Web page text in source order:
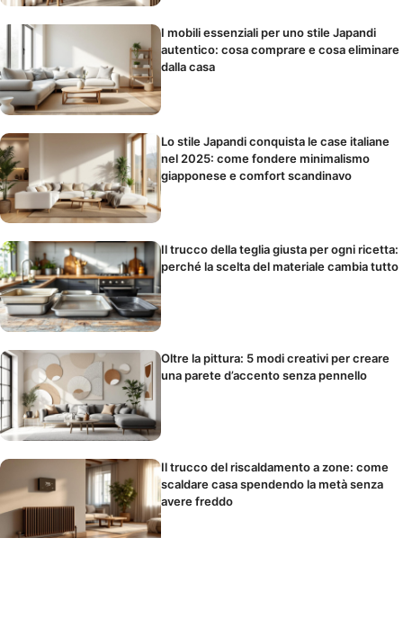
I mobili essenziali per uno stile Japandi
autentico: cosa comprare e cosa eliminare
dalla casa
Lo stile Japandi conquista le case italiane
nel 2025: come fondere minimalismo
giapponese e comfort scandinavo
Il trucco della teglia giusta per ogni ricetta:
perché la scelta del materiale cambia tutto
Oltre la pittura: 5 modi creativi per creare
una parete d’accento senza pennello
Il trucco del riscaldamento a zone: come
scaldare casa spendendo la metà senza
avere freddo